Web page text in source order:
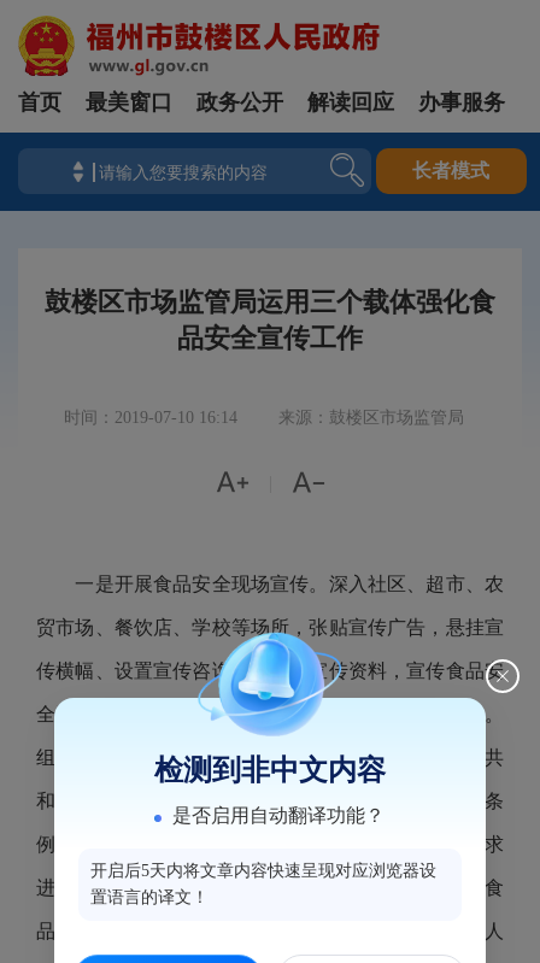
首页 最美窗口 政务公开 解读回应 办事服务
长者模式
鼓楼区市场监管局运用三个载体强化食
品安全宣传工作
时间：2019-07-10 16:14 来源：鼓楼区市场监管局
 
一是开展食品安全现场宣传。深入社区、超市、农
贸市场、餐饮店、学校等场所，张贴宣传广告，悬挂宣
传横幅、设置宣传咨询台、发放宣传资料，宣传食品安
全法律法规和安全常识。二是强化企业主体责任意识。
组织食品经营企业召开座谈会，深入学习《中华人民共
和国食品安全法》《 中华人民共和国 食品安全法实施条
例》等法律法规；对采购、制作、销售等相关安全要求
进行详解，普及食品安全法律法规，提高重点人员的食
品安全意识。三是提升执法人员业务素质。组织执法人
检测到非中文内容
是否启用自动翻译功能？
开启后5天内将文章内容快速呈现对应浏览器设
置语言的译文！